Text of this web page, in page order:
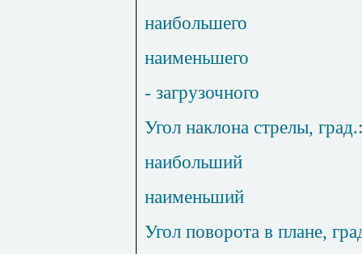
наибольшего
наименьшего
- загрузочного
Угол наклона стрелы, град.:
наибольший
наименьший
Угол поворота в плане,